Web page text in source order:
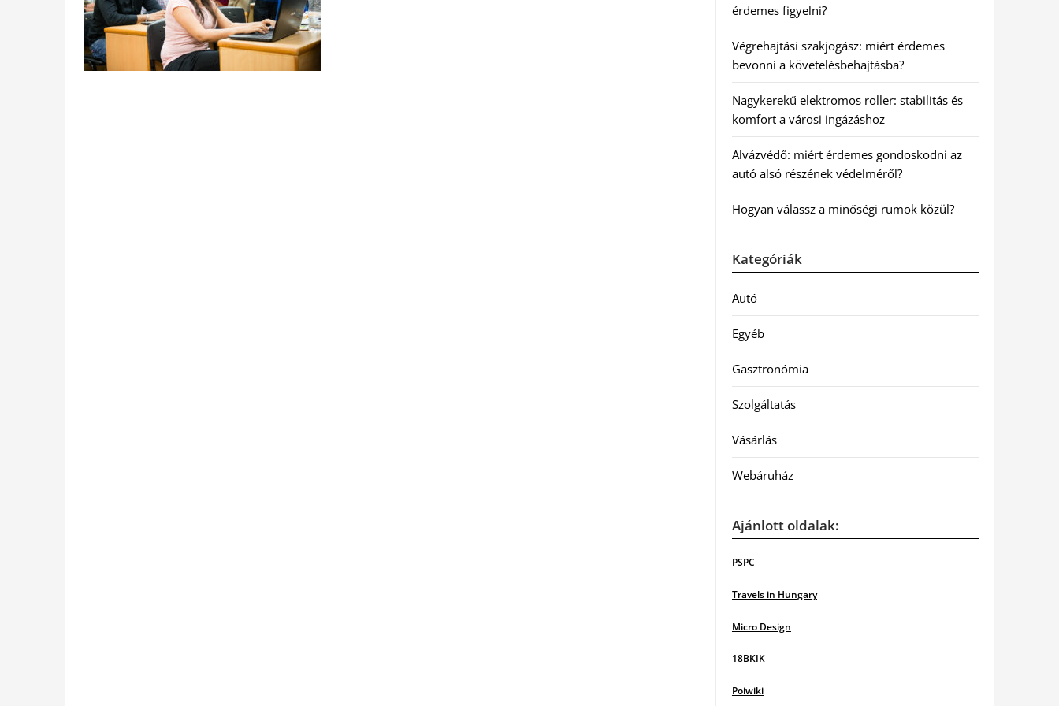
érdemes figyelni?
Végrehajtási szakjogász: miért érdemes
bevonni a követelésbehajtásba?
Nagykerekű elektromos roller: stabilitás és
komfort a városi ingázáshoz
Alvázvédő: miért érdemes gondoskodni az
autó alsó részének védelméről?
Hogyan válassz a minőségi rumok közül?
Kategóriák
Autó
Egyéb
Gasztronómia
Szolgáltatás
Vásárlás
Webáruház
Ajánlott oldalak:
PSPC
Travels in Hungary
Micro Design
18BKIK
Poiwiki